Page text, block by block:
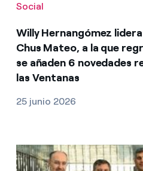
Social
Willy Hernangómez
Chus Mateo, a la que
se añaden 6 novedades
las Ventanas
25 junio 2026